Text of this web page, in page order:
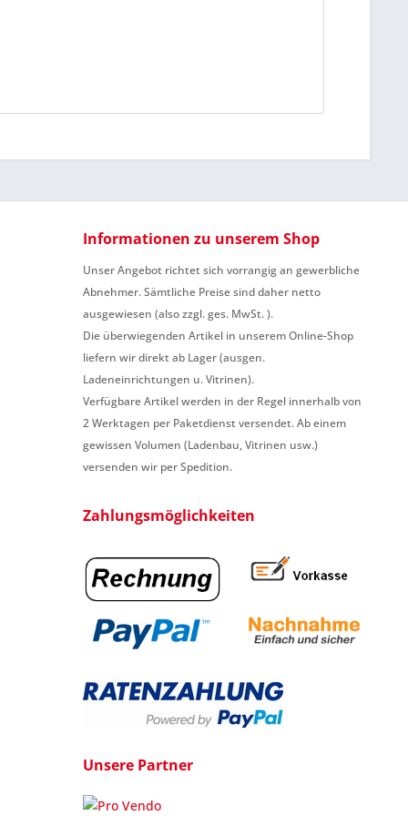
Informationen zu unserem Shop
Unser Angebot richtet sich vorrangig an gewerbliche
Abnehmer. Sämtliche Preise sind daher netto
ausgewiesen (also zzgl. ges. MwSt. ).
Die überwiegenden Artikel in unserem Online-Shop
liefern wir direkt ab Lager (ausgen.
Ladeneinrichtungen u. Vitrinen).
Verfügbare Artikel werden in der Regel innerhalb von
2 Werktagen per Paketdienst versendet. Ab einem
gewissen Volumen (Ladenbau, Vitrinen usw.)
versenden wir per Spedition.
Zahlungsmöglichkeiten
Unsere Partner